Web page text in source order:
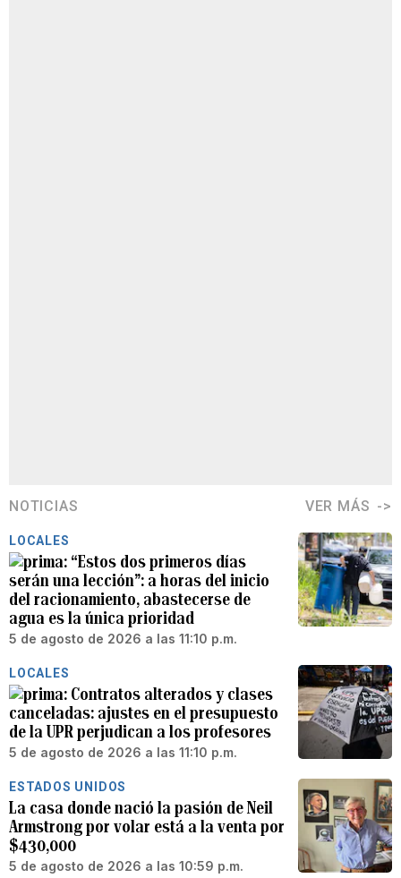
NOTICIAS VER MÁS
LOCALES
“Estos dos primeros días
serán una lección”: a horas del inicio
del racionamiento, abastecerse de
agua es la única prioridad
5 de agosto de 2026 a las 11:10 p.m.
LOCALES
Contratos alterados y clases
canceladas: ajustes en el presupuesto
de la UPR perjudican a los profesores
5 de agosto de 2026 a las 11:10 p.m.
ESTADOS UNIDOS
La casa donde nació la pasión de Neil
Armstrong por volar está a la venta por
$430,000
5 de agosto de 2026 a las 10:59 p.m.